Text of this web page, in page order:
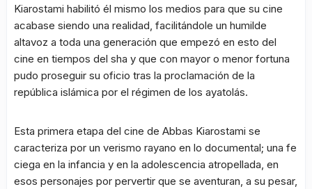
Kiarostami habilitó él mismo los medios para que su cine
acabase siendo una realidad, facilitándole un humilde
altavoz a toda una generación que empezó en esto del
cine en tiempos del sha y que con mayor o menor fortuna
pudo proseguir su oficio tras la proclamación de la
república islámica por el régimen de los ayatolás.
Esta primera etapa del cine de Abbas Kiarostami se
caracteriza por un verismo rayano en lo documental; una fe
ciega en la infancia y en la adolescencia atropellada, en
esos personajes por pervertir que se aventuran, a su pesar,